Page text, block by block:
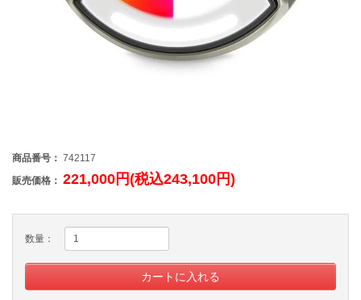
商品番号： 742117
販売価格： 221,000円(税込243,100円)
数量：